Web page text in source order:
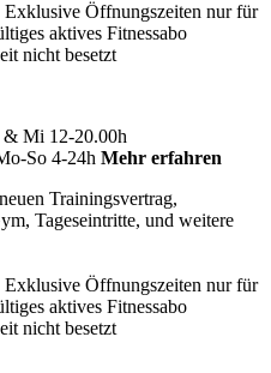
Exklusive Öffnungszeiten nur für
aktives Fitnessabo
nicht besetzt
Mi 12-20.00h
So 4-24h Mehr erfahren
Trainingsvertrag,
Tageseintritte, und weitere
Exklusive Öffnungszeiten nur für
aktives Fitnessabo
nicht besetzt